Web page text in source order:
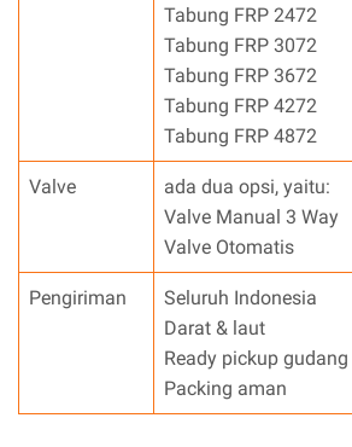
Tabung FRP 2472
Tabung FRP 3072
Tabung FRP 3672
Tabung FRP 4272
Tabung FRP 4872
Valve
ada dua opsi, yaitu:
Valve Manual 3 Way
Valve Otomatis
Pengiriman
Seluruh Indonesia
Darat & laut
Ready pickup gudang
Packing aman